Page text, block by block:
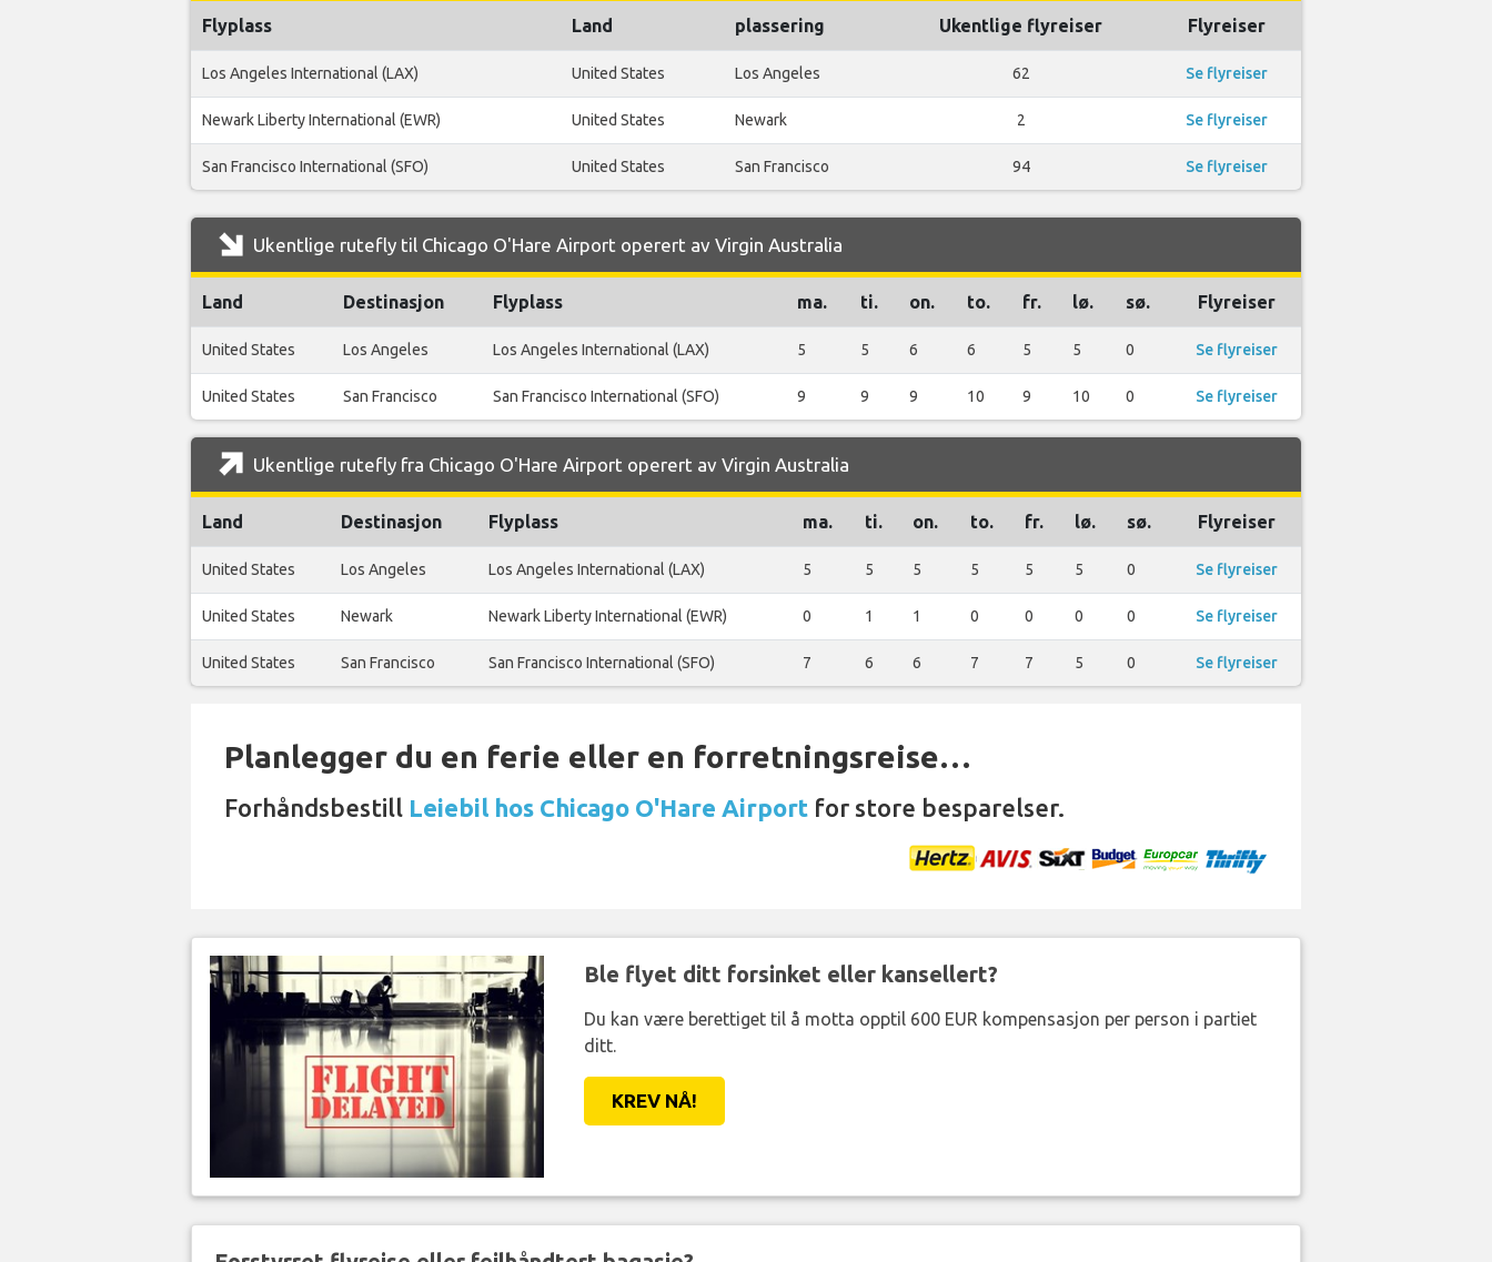
Flyplass Land plassering Ukentlige flyreiser Flyreiser
Los Angeles International (LAX) United States Los Angeles 62 Se flyreiser
Newark Liberty International (EWR) United States Newark 2 Se flyreiser
San Francisco International (SFO) United States San Francisco 94 Se flyreiser
Ukentlige rutefly til Chicago O'Hare Airport operert av Virgin Australia
Land Destinasjon Flyplass ma. ti. on. to. fr. lø. sø. Flyreiser
United States Los Angeles Los Angeles International (LAX) 5 5 6 6 5 5 0 Se flyreiser
United States San Francisco San Francisco International (SFO) 9 9 9 10 9 10 0 Se flyreiser
Ukentlige rutefly fra Chicago O'Hare Airport operert av Virgin Australia
Land Destinasjon Flyplass ma. ti. on. to. fr. lø. sø. Flyreiser
United States Los Angeles Los Angeles International (LAX) 5 5 5 5 5 5 0 Se flyreiser
United States Newark Newark Liberty International (EWR) 0 1 1 0 0 0 0 Se flyreiser
United States San Francisco San Francisco International (SFO) 7 6 6 7 7 5 0 Se flyreiser
Planlegger du en ferie eller en forretningsreise…
Forhåndsbestill Leiebil hos Chicago O'Hare Airport for store besparelser.
Ble flyet ditt forsinket eller kansellert?
Du kan være berettiget til å motta opptil 600 EUR kompensasjon per person i partiet
ditt.
KREV NÅ!